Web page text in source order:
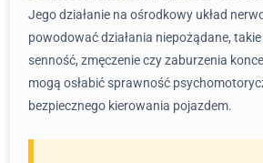
Jego działanie na ośrodkowy układ
powodować działania niepożądane,
senność, zmęczenie czy zaburzenia
mogą osłabić sprawność
bezpiecznego kierowania pojazdem.